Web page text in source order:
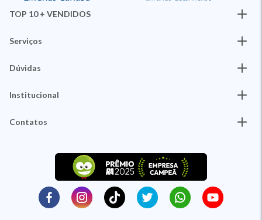
TOP 10 + VENDIDOS
Serviços
Dúvidas
Institucional
Contatos